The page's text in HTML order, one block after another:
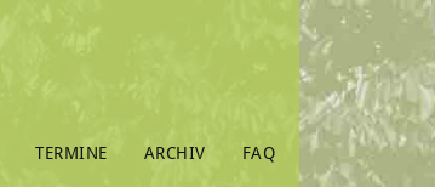
TERMINE ARCHIV FAQ